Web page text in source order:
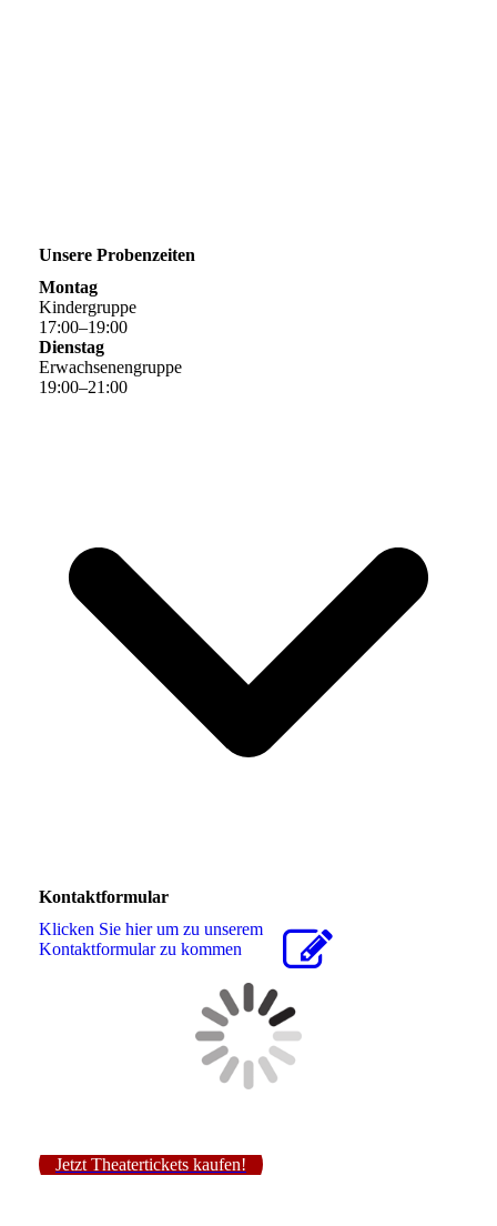
Unsere Probenzeiten
Montag
Kindergruppe
17:00–19:00
Dienstag
Erwachsenengruppe
19:00–21 :00
Kontaktformular
Klicken Sie hier um zu unserem
Kon­takt­for­mu­lar zu kommen
Jetzt Theatertickets kaufen!